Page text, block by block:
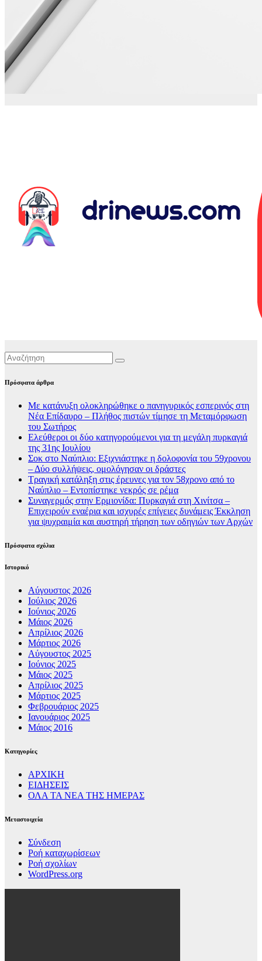
Πρόσφατα άρθρα
Με κατάνυξη ολοκληρώθηκε ο πανηγυρικός εσπερινός στη
Νέα Επίδαυρο – Πλήθος πιστών τίμησε τη Μεταμόρφωση
του Σωτήρος
Ελεύθεροι οι δύο κατηγορούμενοι για τη μεγάλη πυρκαγιά
της 31ης Ιουλίου
Σοκ στο Ναύπλιο: Εξιχνιάστηκε η δολοφονία του 59χρονου
– Δύο συλλήψεις, ομολόγησαν οι δράστες
Τραγική κατάληξη στις έρευνες για τον 58χρονο από το
Ναύπλιο – Εντοπίστηκε νεκρός σε ρέμα
Συναγερμός στην Ερμιονίδα: Πυρκαγιά στη Χινίτσα –
Επιχειρούν εναέρια και ισχυρές επίγειες δυνάμεις Έκκληση
για ψυχραιμία και αυστηρή τήρηση των οδηγιών των Αρχών
Πρόσφατα σχόλια
Ιστορικό
Αύγουστος 2026
Ιούλιος 2026
Ιούνιος 2026
Μάιος 2026
Απρίλιος 2026
Μάρτιος 2026
Αύγουστος 2025
Ιούνιος 2025
Μάιος 2025
Απρίλιος 2025
Μάρτιος 2025
Φεβρουάριος 2025
Ιανουάριος 2025
Μάιος 2016
Kατηγορίες
ΑΡΧΙΚΗ
ΕΙΔΗΣΕΙΣ
ΟΛΑ ΤΑ ΝΕΑ ΤΗΣ ΗΜΕΡΑΣ
Μεταστοιχεία
Σύνδεση
Ροή καταχωρίσεων
Ροή σχολίων
WordPress.org